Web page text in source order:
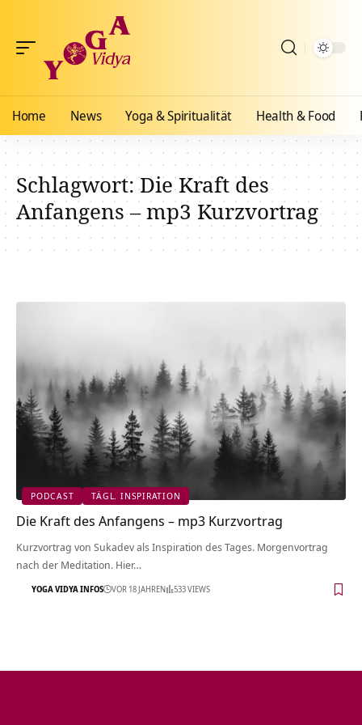
Home News Yoga & Spiritualität Health & Food
Schlagwort:Die Kraft des
Anfangens – mp3 Kurzvortrag
PODCAST TÄGL. INSPIRATION
Die Kraft des Anfangens – mp3 Kurzvortrag
Kurzvortrag von Sukadev als Inspiration des Tages. Morgenvortrag
nach der Meditation. Hier…
YOGA VIDYA INFOS VOR 18 JAHREN 533 VIEWS